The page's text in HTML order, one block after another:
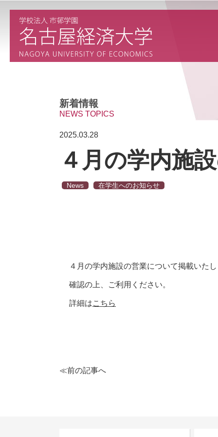
新着情報
NEWS TOPICS
2025.03.28
４月の学内施
News 在学生へのお知らせ
４月の学内施設の営業について掲載いた
確認の上、ご利用ください。
詳細はこちら
≪前の記事へ